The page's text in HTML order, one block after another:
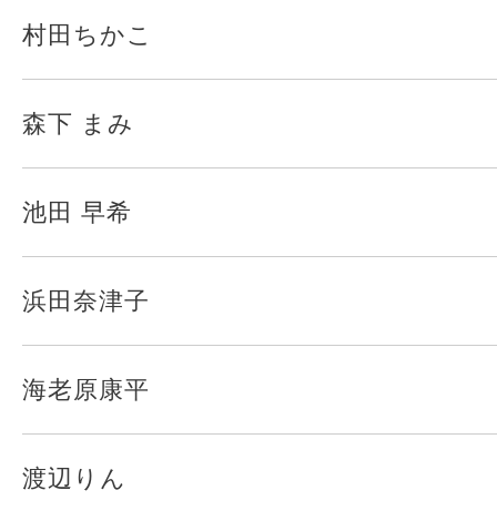
村田ちかこ
森下 まみ
池田 早希
浜田奈津子
海老原康平
渡辺りん